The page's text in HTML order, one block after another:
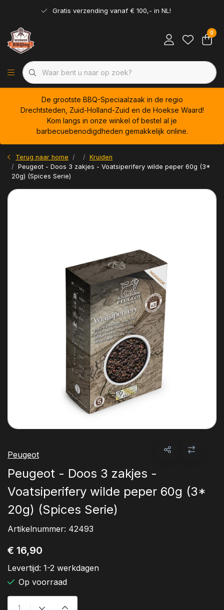
Gratis verzending vanaf € 100,- in NL!
0
De grootste BBQ-Speciaalzaak in de regio
Drechtsteden, Zuid-Holland-Zuid en de Hoekse Waard!
Kom langs in onze winkel of bestel al je
barbecuebenodigdheden gemakkelijk online.
Terug naar home
Kruiden
Peugeot - Doos 3 zakjes - Voatsiperifery wilde peper 60g (3*
20g) (Spices Serie)
Peugeot
Peugeot - Doos 3 zakjes -
Voatsiperifery wilde peper 60g (3*
20g) (Spices Serie)
Artikelnummer: 42493
€ 16,90
Levertijd: 1-2 werkdagen
Op voorraad